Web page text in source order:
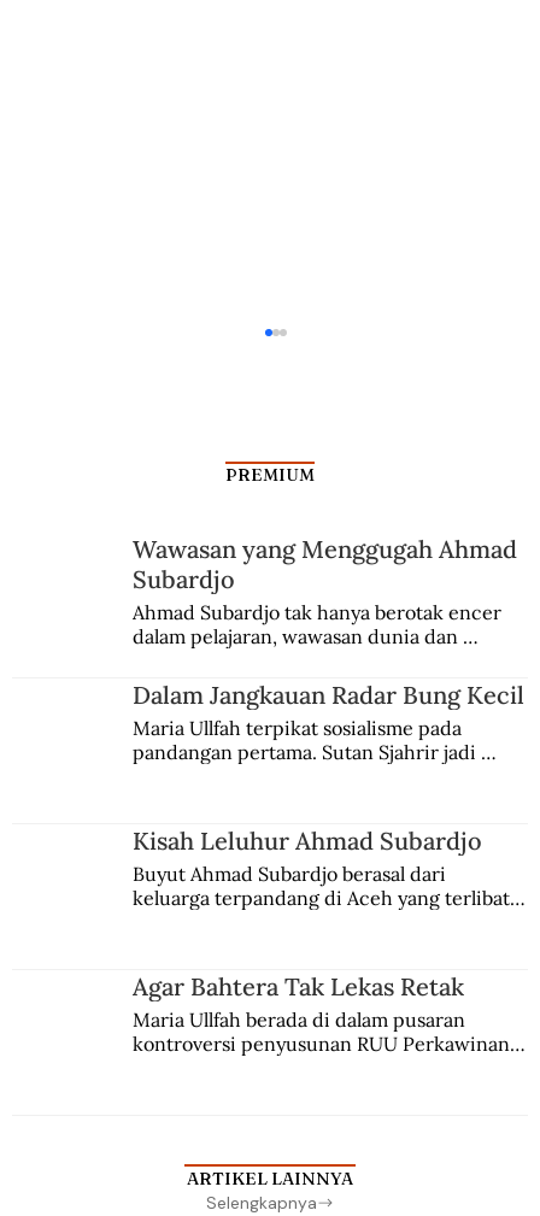
Empat Jenis Jarahan Inggris dari
Keraton Yogyakarta
PREMIUM
Wawasan yang Menggugah Ahmad
Subardjo
Ahmad Subardjo tak hanya berotak encer
dalam pelajaran, wawasan dunia dan
Jules Verne, Multatuli, hingga Sun Yat-sen.
Dalam Jangkauan Radar Bung Kecil
Maria Ullfah terpikat sosialisme pada
pandangan pertama. Sutan Sjahrir jadi
Kisah Leluhur Ahmad Subardjo
Buyut Ahmad Subardjo berasal dari
keluarga terpandang di Aceh yang terlibat
Agar Bahtera Tak Lekas Retak
Maria Ullfah berada di dalam pusaran
kontroversi penyusunan RUU Perkawinan.
ARTIKEL LAINNYA
Selengkapnya